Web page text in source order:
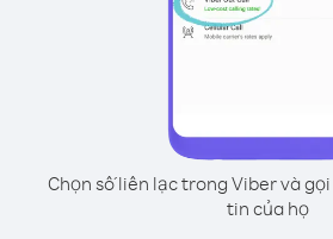
Chọn số liên lạc trong Viber và
tin của họ